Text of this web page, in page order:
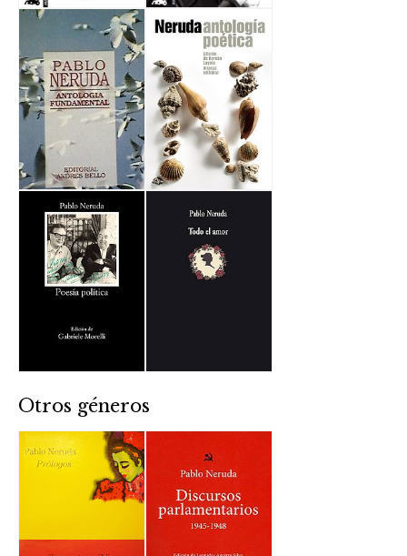
Otros géneros